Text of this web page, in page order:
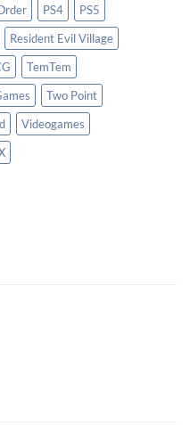
PS4
PS5
Resident Evil Village
TemTem
Two Point
Videogames